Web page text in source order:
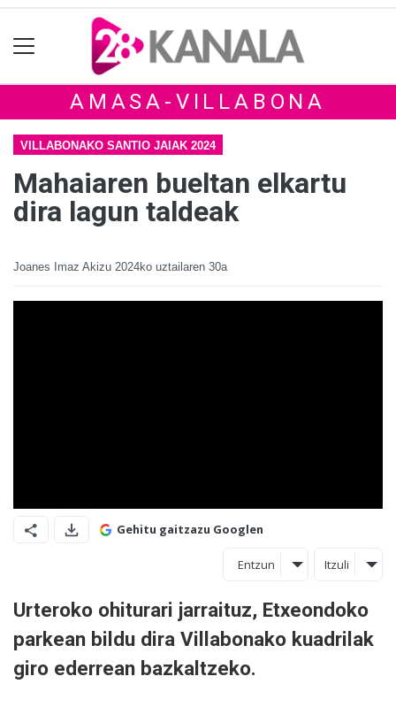
AMASA-VILLABONA
VILLABONAKO SANTIO JAIAK 2024
Mahaiaren bueltan elkartu
dira lagun taldeak
Joanes Imaz Akizu 2024ko uztailaren 30a
Gehitu gaitzazu Googlen
Entzun Itzuli
Urteroko ohiturari jarraituz, Etxeondoko
parkean bildu dira Villabonako kuadrilak
giro ederrean bazkaltzeko.